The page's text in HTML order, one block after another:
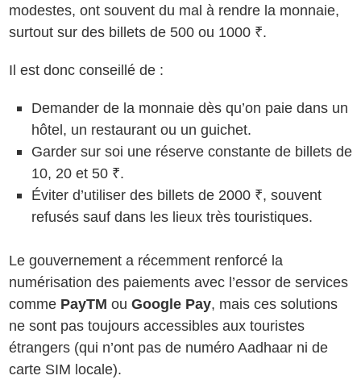
modestes, ont souvent du mal à rendre la monnaie,
surtout sur des billets de 500 ou 1000 ₹.
Il est donc conseillé de :
Demander de la monnaie dès qu’on paie dans un
hôtel, un restaurant ou un guichet.
Garder sur soi une réserve constante de billets de
10, 20 et 50 ₹.
Éviter d’utiliser des billets de 2000 ₹, souvent
refusés sauf dans les lieux très touristiques.
Le gouvernement a récemment renforcé la
numérisation des paiements avec l’essor de services
comme PayTM ouGoogle Pay, mais ces solutions
ne sont pas toujours accessibles aux touristes
étrangers (qui n’ont pas de numéro Aadhaar ni de
carte SIM locale).